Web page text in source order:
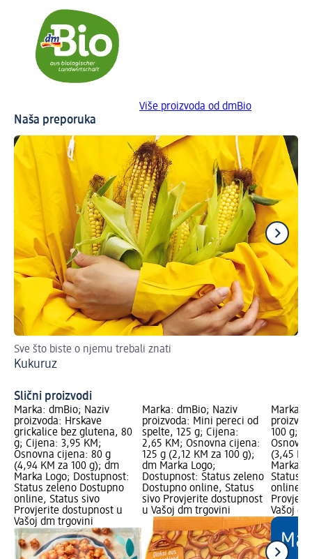
Više proizvoda od dmBio
Naša preporuka
Sve što biste o njemu trebali znati
Kukuruz
Slični proizvodi
Marka: dmBio; Naziv
proizvoda: Hrskave
grickalice bez glutena, 80
g; Cijena: 3,95 KM;
Osnovna cijena: 80 g
(4,94 KM za 100 g); dm
Marka Logo; Dostupnost:
Status zeleno Dostupno
online, Status sivo
Provjerite dostupnost u
Vašoj dm trgovini
Marka: dmBio; Naziv
proizvoda: Mini pereci od
spelte, 125 g; Cijena:
2,65 KM; Osnovna cijena:
125 g (2,12 KM za 100 g);
dm Marka Logo;
Dostupnost: Status zeleno
Dostupno online, Status
sivo Provjerite dostupnost
u Vašoj dm trgovini
Marka:
100 g;
(3,45
Marka
Status
online,
Vašoj